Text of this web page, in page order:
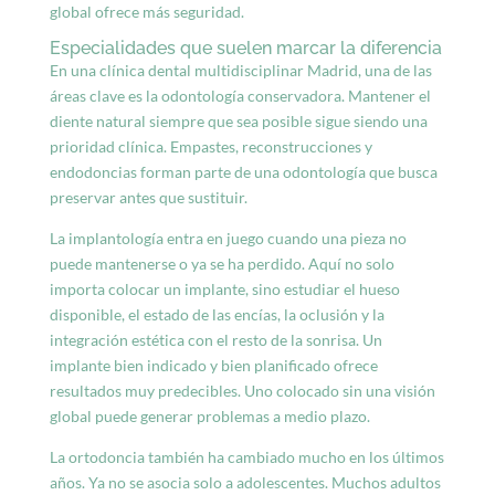
global ofrece más seguridad.
Especialidades que suelen marcar la diferencia
En una clínica dental multidisciplinar Madrid, una de las
áreas clave es la odontología conservadora. Mantener el
diente natural siempre que sea posible sigue siendo una
prioridad clínica. Empastes, reconstrucciones y
endodoncias forman parte de una odontología que busca
preservar antes que sustituir.
La implantología entra en juego cuando una pieza no
puede mantenerse o ya se ha perdido. Aquí no solo
importa colocar un implante, sino estudiar el hueso
disponible, el estado de las encías, la oclusión y la
integración estética con el resto de la sonrisa. Un
implante bien indicado y bien planificado ofrece
resultados muy predecibles. Uno colocado sin una visión
global puede generar problemas a medio plazo.
La ortodonciatambién ha cambiado mucho en los últimos
años. Ya no se asocia solo a adolescentes. Muchos adultos